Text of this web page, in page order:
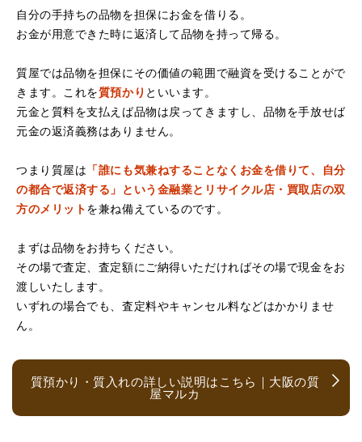
（大阪府堺市）電話対応の時からとても感じが良くて来店
してもとても優しく、来て良かったです。これからこちら
でお世話になろうと思いました。ありがとうございまし
た。
（京都府亀岡市）他店舗にも行きましたが、対応の方があ
まりお売りしたくないと思ったので、やめました。こちら
は電話対応からも誠実な印象でしたので、こちらでお売り
しようと思っておりました。この度はありがとうございま
す。
自分の手持ちの品物を担保にお金を借りる。
お金が用意できた時に返済して品物を持って帰る。
質屋では品物を担保にその価値の範囲で融資を受けることがで
きます。これを質預かり といいます。
元金と質料を支払えば品物は戻ってきますし、品物を手放せば
元金の返済義務はありません。
つまり質屋は 「誰にも気兼ねすることなくお金を借りて、自分
の都合で返済する」という金融業とリサイクル店・買取店の双
方のメリットを兼ね備えているのです。
まずは品物をお持ちください。
その場で査定、査定額にご納得いただければその場で現金をお
渡しいたします。
いずれの場合でも、査定料やキャンセル料などはかかりませ
ん。
質預かり・質入れの詳しい説明はこちら｜大阪の質
屋マルカ